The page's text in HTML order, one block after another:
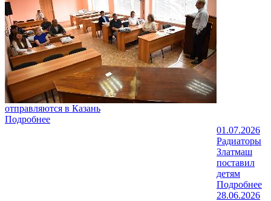
отправляются в Казань
Подробнее
01.07.2026
Радиаторы
Златмаш
поставил
детям
Подробнее
28.06.2026